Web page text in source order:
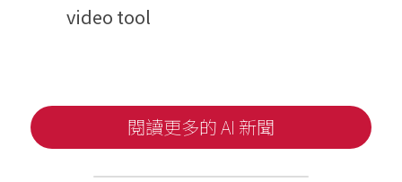
video tool
閱讀更多的 AI 新聞